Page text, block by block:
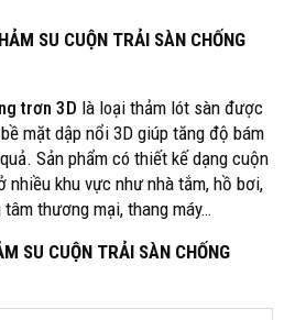
SU CUỘN TRẢI SÀN CHỐNG
trơn 3D là loại thảm lót sàn được
mặt dập nổi 3D giúp tăng độ bám
Sản phẩm có thiết kế dạng cuộn
nhiều khu vực như nhà tắm, hồ bơi,
thương mại, thang máy…
SU CUỘN TRẢI SÀN CHỐNG